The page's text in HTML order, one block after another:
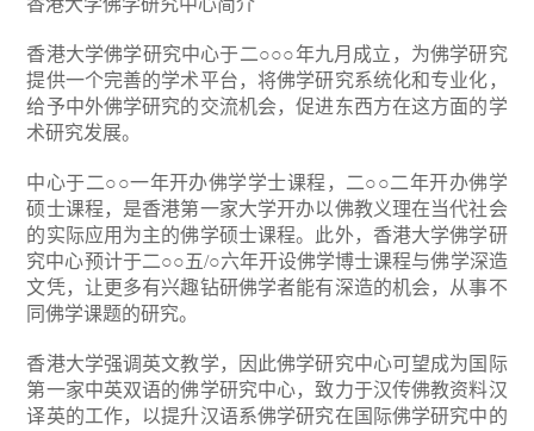
香港大学佛学研究中心简介
香港大学佛学研究中心于二○○○年九月成立，为佛学研究
提供一个完善的学术平台，将佛学研究系统化和专业化，
给予中外佛学研究的交流机会，促进东西方在这方面的学
术研究发展。
中心于二○○一年开办佛学学士课程，二○○二年开办佛学
硕士课程，是香港第一家大学开办以佛教义理在当代社会
的实际应用为主的佛学硕士课程。此外，香港大学佛学研
究中心预计于二○○五/○六年开设佛学博士课程与佛学深造
文凭，让更多有兴趣钻研佛学者能有深造的机会，从事不
同佛学课题的研究。
香港大学强调英文教学，因此佛学研究中心可望成为国际
第一家中英双语的佛学研究中心，致力于汉传佛教资料汉
译英的工作，以提升汉语系佛学研究在国际佛学研究中的